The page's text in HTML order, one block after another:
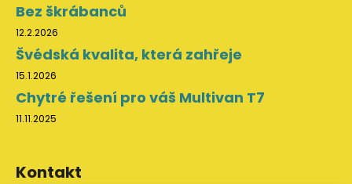
Bez škrábanců
12.2.2026
Švédská kvalita, která zahřeje
15.1.2026
Chytré řešení pro váš Multivan T7
11.11.2025
Kontakt